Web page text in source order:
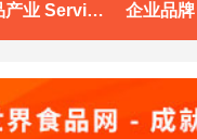
食品产业 Services 企业品